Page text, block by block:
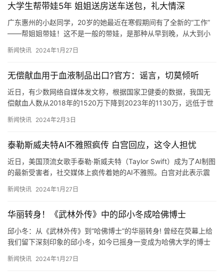
大学生帮带娃5年 姐姐送房送车送包，礼大情深
广东惠州的小赵同学，20岁的她最近在寒假期间有了全新的“工作”
——帮姐姐带娃！这不是一般的带娃，是那种从早到晚，从大到小
家…
新闻快讯 2024年1月27日
无偿献血用于血液制品出口?官方：谣言，切莫倾听
近日，有少数网络自媒体发文称，根据国家卫健委的数据，我国无
偿献血人数从2018年的1520万下降到2023年的1130万，远低于世
新闻快讯 2024年2月3日
泰勒斯威夫特AI不雅照疯传 白宫回应，这令人担忧
近日，美国顶流女歌手泰勒·斯威夫特（Taylor Swift）成为了AI制图
的最新受害者，社交媒体上疯传着她的AI不雅照。白宫对此表示震
新闻快讯 2024年1月27日
华丽转身！《武林外传》中的邱小冬成哈佛博士
邱小冬：从《武林外传》到“哈佛博士”的华丽转身! 曾经在荧幕上给
我们留下深刻印象的邱小冬，如今已摇身一变成为哈佛大学的博士
新闻快讯 2024年1月27日